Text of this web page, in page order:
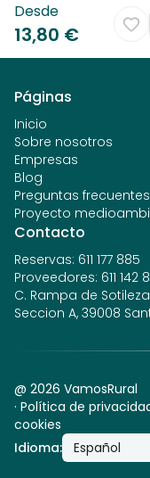
Desde
13,80 €
Páginas
Inicio
Sobre nosotros
Empresas
Blog
Preguntas frecuentes
Proyecto
Contacto
Reservas: 611 177 885
Proveedores: 611 142
C. Rampa de
Seccion A, 39008
@ 2026 VamosRural
· Política de
cookies
Idioma: